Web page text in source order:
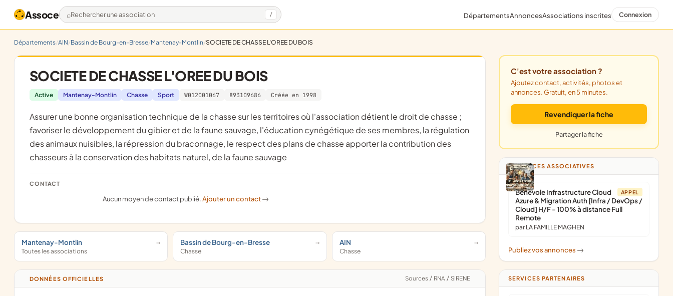
Assoce Rechercher une association / DépartementsAnnoncesAssociations inscrites Connexion
Départements AIN Bassin de Bourg-en-Bresse Mantenay-Montlin SOCIETE DE CHASSE L'OREE DU BOIS
SOCIETE DE CHASSE L'OREE DU BOIS
Active Mantenay-Montlin Chasse Sport W012001067 893109686 Créée en 1998
assurer une bonne organisation technique de la chasse sur les territoires où l'association détient le droit de chasse ;
favoriser le développement du gibier et de la faune sauvage, l'éducation cynégétique de ses membres, la régulation
des animaux nuisibles, la répression du braconnage, le respect des plans de chasse apporter la contribution des
chasseurs à la conservation des habitats naturel, de la faune sauvage
CONTACT
Aucun moyen de contact publié.Ajouter un contact ->
Mantenay-Montlin
Toutes les associations
Bassin de Bourg-en-Bresse
Chasse
AIN
Chasse
DONNÉES OFFICIELLES Sources / RNA / SIRENE
C'est votre association ?
Ajoutez contact, activités, photos et
annonces. Gratuit, en 5 minutes.
Revendiquer la fiche
Partager la fiche
ANNONCES ASSOCIATIVES
APPEL
Bénévole Infrastructure Cloud
Azure & Migration Auth [Infra / DevOps /
Cloud] H/F - 100% à distance Full
Remote
par LA FAMILLE MAGHEN
Publiez vos annonces ->
SERVICES PARTENAIRES